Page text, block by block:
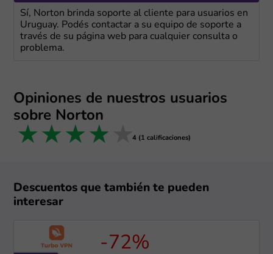
Sí, Norton brinda soporte al cliente para usuarios en
Uruguay. Podés contactar a su equipo de soporte a
través de su página web para cualquier consulta o
problema.
Opiniones de nuestros usuarios
sobre Norton
5 stars
4 stars
3 stars
2 stars
1 star 4 (1 calificaciones)
Descuentos que también te pueden
interesar
-72%